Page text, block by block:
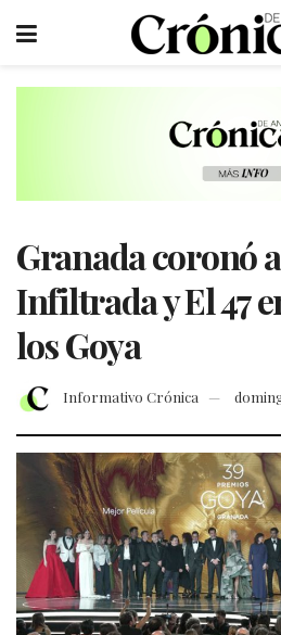
Granada coronó
Infiltrada y El 47
los Goya
Informativo Crónica